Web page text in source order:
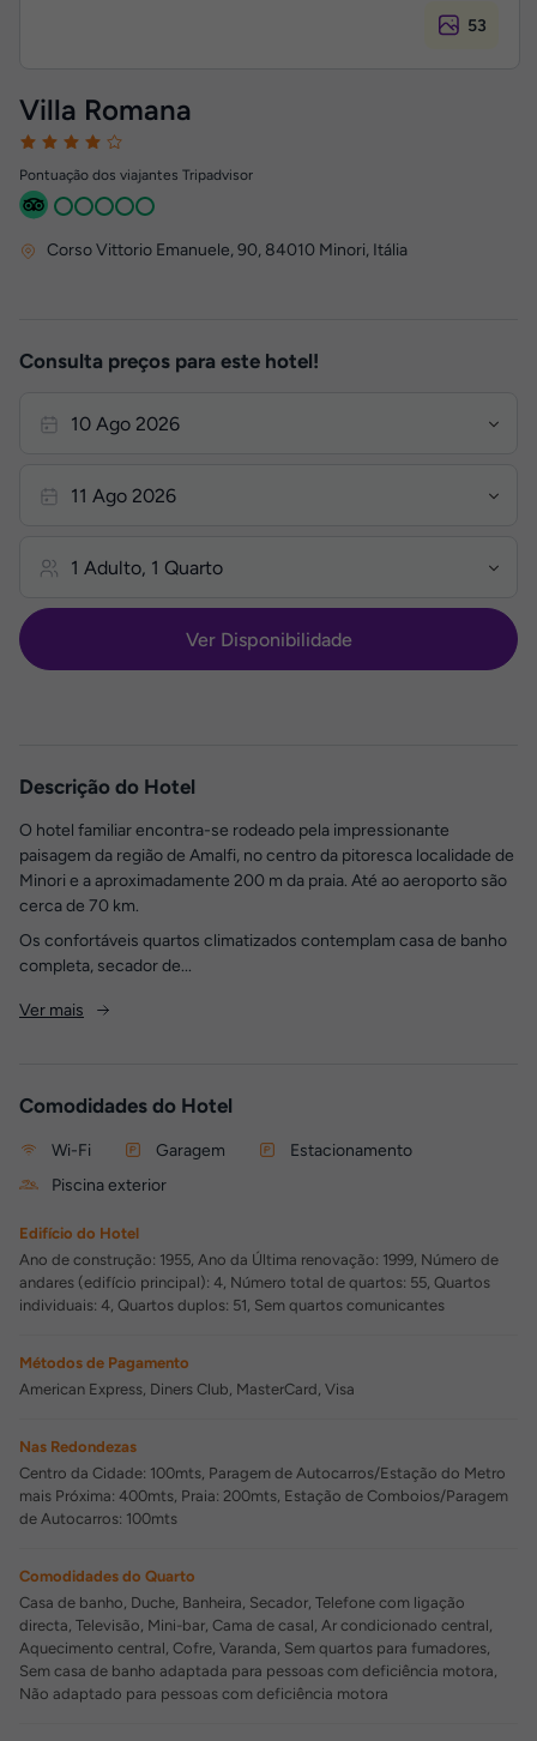
53
Villa Romana
Pontuação dos viajantes Tripadvisor
Corso Vittorio Emanuele, 90, 84010 Minori, Itália
Consulta preços para este hotel!
Ver Disponibilidade
Descrição do Hotel
O hotel familiar encontra-se rodeado pela impressionante
paisagem da região de Amalfi, no centro da pitoresca localidade de
Minori e a aproximadamente 200 m da praia. Até ao aeroporto são
cerca de 70 km.
Os confortáveis quartos climatizados contemplam casa de banho
completa, secador de...
Ver mais
Comodidades do Hotel
Wi-Fi Garagem
Estacionamento
Piscina exterior
Edifício do Hotel
Ano de construção: 1955, Ano da Última renovação: 1999, Número de
andares (edifício principal): 4, Número total de quartos: 55, Quartos
individuais: 4, Quartos duplos: 51, Sem quartos comunicantes
Métodos de Pagamento
American Express, Diners Club, MasterCard, Visa
Nas Redondezas
Centro da Cidade: 100mts, Paragem de Autocarros/Estação do Metro
mais Próxima: 400mts, Praia: 200mts, Estação de Comboios/Paragem
de Autocarros: 100mts
Comodidades do Quarto
Casa de banho, Duche, Banheira, Secador, Telefone com ligação
directa, Televisão, Mini-bar, Cama de casal, Ar condicionado central,
Aquecimento central, Cofre, Varanda, Sem quartos para fumadores,
Sem casa de banho adaptada para pessoas com deficiência motora,
Não adaptado para pessoas com deficiência motora